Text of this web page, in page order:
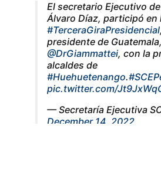
El secretario Ejecutivo
Álvaro Díaz, participó en
#TerceraGiraPresidencial
presidente de Guatemala,
@DrGiammattei, con la
alcaldes de
#Huehuetenango.
pic.twitter.com/
— Secretaría Ejecutiva
December 14, 2022